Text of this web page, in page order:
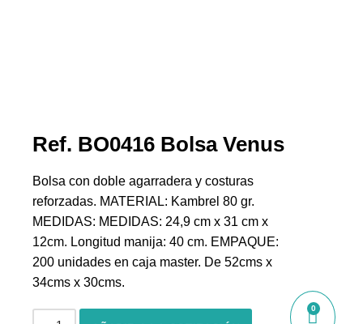
0
Ref. BO0416 Bolsa Venus
Bolsa con doble agarradera y costuras
reforzadas. MATERIAL: Kambrel 80 gr.
MEDIDAS: MEDIDAS: 24,9 cm x 31 cm x
12cm. Longitud manija: 40 cm. EMPAQUE:
200 unidades en caja master. De 52cms x
34cms x 30cms.